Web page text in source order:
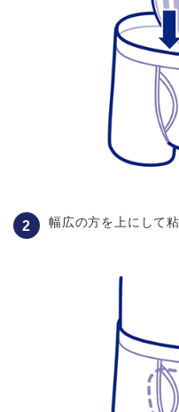
幅広の方を上にして